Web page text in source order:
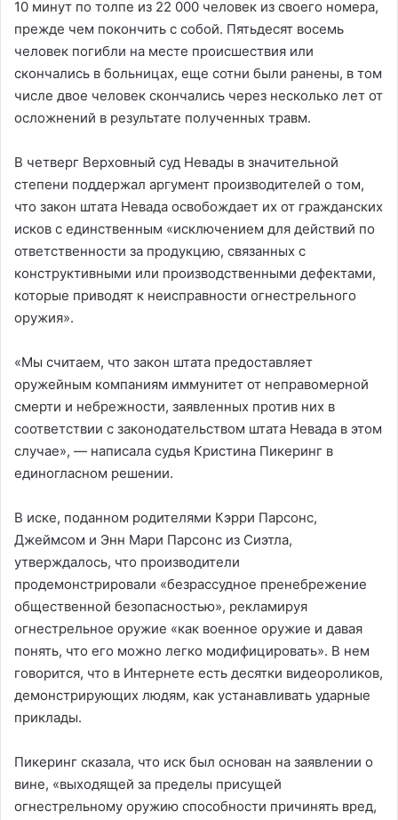
10 минут по толпе из 22 000 человек из своего номера,
прежде чем покончить с собой. Пятьдесят восемь
человек погибли на месте происшествия или
скончались в больницах, еще сотни были ранены, в том
числе двое человек скончались через несколько лет от
осложнений в результате полученных травм.
В четверг Верховный суд Невады в значительной
степени поддержал аргумент производителей о том,
что закон штата Невада освобождает их от гражданских
исков с единственным «исключением для действий по
ответственности за продукцию, связанных с
конструктивными или производственными дефектами,
которые приводят к неисправности огнестрельного
оружия».
«Мы считаем, что закон штата предоставляет
оружейным компаниям иммунитет от неправомерной
смерти и небрежности, заявленных против них в
соответствии с законодательством штата Невада в этом
случае», — написала судья Кристина Пикеринг в
единогласном решении.
В иске, поданном родителями Кэрри Парсонс,
Джеймсом и Энн Мари Парсонс из Сиэтла,
утверждалось, что производители
продемонстрировали «безрассудное пренебрежение
общественной безопасностью», рекламируя
огнестрельное оружие «как военное оружие и давая
понять, что его можно легко модифицировать». В нем
говорится, что в Интернете есть десятки видеороликов,
демонстрирующих людям, как устанавливать ударные
приклады.
Пикеринг сказала, что иск был основан на заявлении о
вине, «выходящей за пределы присущей
огнестрельному оружию способности причинять вред,